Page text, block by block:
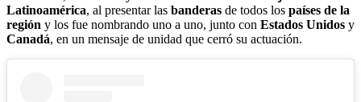
Latinoamérica, al presentar las banderas de todos los países de la
región y los fue nombrando uno a uno, junto con Estados Unidos y
Canadá, en un mensaje de unidad que cerró su actuación.